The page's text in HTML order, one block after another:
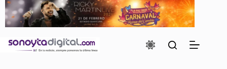
Saltar
contenido